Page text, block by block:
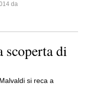
da
di
si reca a